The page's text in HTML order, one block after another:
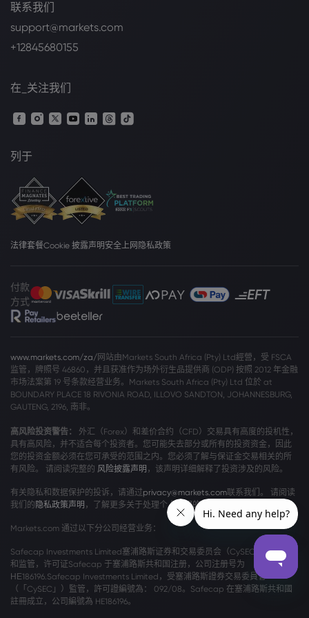
联系我们
support@markets.com
+12845680155
在_关注我们
列于
法律套餐Cookie 披露声明 安全上网 隐私政策
付款
方式
www.markets.com/za/网站由Markets South Africa (Pty) Ltd經營，受 FSCA
监管，牌照号 46860，并且获准作为场外衍生品提供商 (ODP) 按照 2012 年金融
市场法案第 19 号条款经营业务。Markets South Africa (Pty) Ltd 位於 at
BOUNDARY PLACE 18 RIVONIA ROAD, ILLOVO SANDTON, JOHANNESBURG,
GAUTENG, 2196, 南非。
高风险投资警告：
外汇（Forex）和差价合约（CFD）交易具有高度的投机性，
具有高风险，并不适合每个投资者。您可能失去部分或所有的投资资金，因此
您的投资金额必须在您可承受的范围之内。您必须了解与保证金交易相关的所
有风险。 请阅读完整的 风险披露声明 ，该声明详细解释了投资涉及的风险。
有关隐私和数据保护的投诉，请通过privacy@markets.com联系我们。 请阅读
我们的 隐私政策声明 ，了解更多关于处理个人数据的信息。
Markets.com 通过以下分公司经营业务：
Safecap Investments Limited塞浦路斯证券和交易委员会（CySEC）颁发牌照
和监管，许可证Safecap 于塞浦路斯共和国注册，公司注册号为
ΗΕ186196.Safecap Investments Limited，受塞浦路斯證券交易委員會
（「CySEC」）監管，許可證編號為： 092/08。Safecap 在塞浦路斯共和國
註冊成立，公司編號為 HE186196。